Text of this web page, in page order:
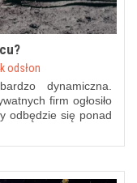
odsłon
dynamiczna.
firm ogłosiło
odbędzie się ponad